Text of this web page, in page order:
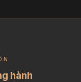
hành